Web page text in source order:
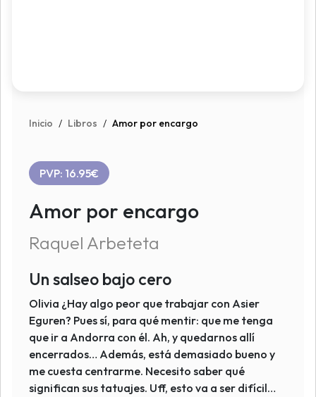
Inicio / Libros / Amor por encargo
PVP: 16.95€
Amor por encargo
Raquel Arbeteta
Un salseo bajo cero
Olivia ¿Hay algo peor que trabajar con Asier
Eguren? Pues sí, para qué mentir: que me tenga
que ir a Andorra con él. Ah, y quedarnos allí
encerrados… Además, está demasiado bueno y
me cuesta centrarme. Necesito saber qué
significan sus tatuajes. Uff, esto va a ser difícil…